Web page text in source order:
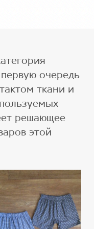
очередь
ткани и
решающее
этой